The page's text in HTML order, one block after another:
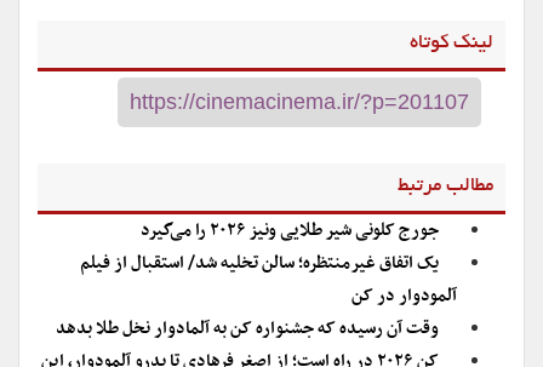
لینک کوتاه
مطالب مرتبط
جورج کلونی شیر طلایی ونیز ۲۰۲۶ را می‌گیرد
یک اتفاق غیرمنتظره؛ سالن تخلیه شد/ استقبال از فیلم
آلمودوار در کن
وقت آن رسیده که جشنواره کن به آلمادوار نخل طلا بدهد